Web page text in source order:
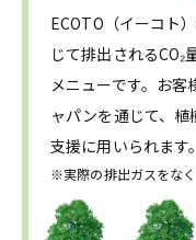
ECOTO（イーコト
じて排出される
メニューです。お
ャパンを通じて、
支援に用いられます
※実際の排出ガスをなく